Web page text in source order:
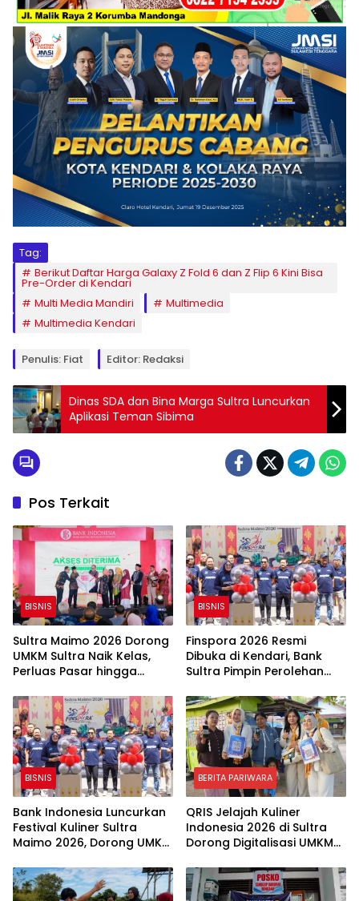
Tag:
Berikut Daftar Harga Galaxy Z Fold 6 dan Z Flip 6 Kini Bisa
Pre-Order di Kendari
Multi Media Mandiri
Multimedia
Multimedia Kendari
Penulis: Fiat Editor: Redaksi
Dinas SDA dan Bina Marga Sultra Luncurkan
Aplikasi Teman Sibima
Pos Terkait
BISNIS
Sultra Maimo 2026 Dorong
UMKM Sultra Naik Kelas,
Perluas Pasar hingga
BISNIS
Finspora 2026 Resmi
Dibuka di Kendari, Bank
Sultra Pimpin Perolehan
Kolaborasi Industri
Keuangan
BISNIS
Bank Indonesia Luncurkan
Festival Kuliner Sultra
Maimo 2026, Dorong UMKM
Digitalisasi Ekonomi
BERITA PARIWARA
QRIS Jelajah Kuliner
Indonesia 2026 di Sultra
Dorong Digitalisasi UMKM